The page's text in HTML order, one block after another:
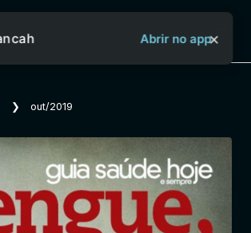
Sobre o Aya Bancah
Início
Revistas
Abrir no app×
❯ out/2019